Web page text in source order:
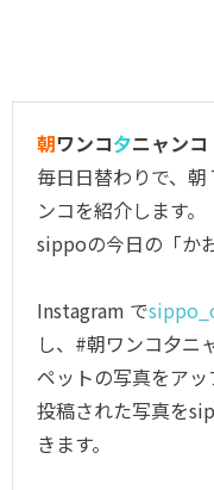
朝ワンコ夕ニャンコ
毎日日替わりで、
ンコを紹介します。
sippoの今日の「か
Instagram で
し、#朝ワンコ夕ニ
ペットの写真をアッ
投稿された写真を
きます。